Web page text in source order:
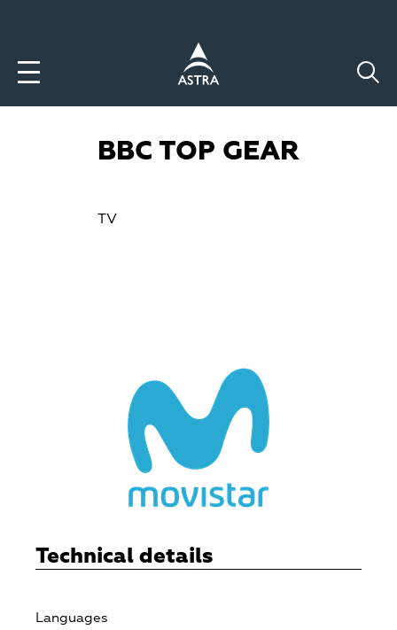
principal
BBC TOP GEAR
TV
Technical details
Languages